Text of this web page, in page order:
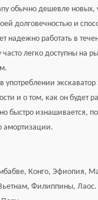
обычно дешевле новых,
долговечностью и
надежно работать в
легко доступны на
и о том, как он будет
изнашивается,
амортизации.
Конго, Эфиопия,
Филиппины, Лаос.